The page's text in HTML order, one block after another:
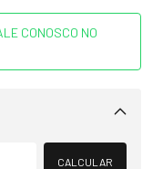
CONOSCO NO
Alterar CEP
CALCULAR